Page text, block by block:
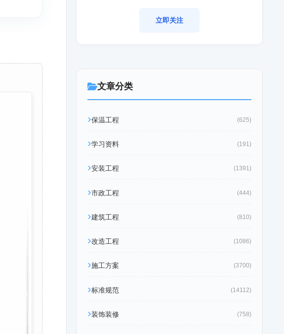
立即关注
文章分类
保温工程 (625)
学习资料 (191)
安装工程 (1391)
市政工程 (444)
建筑工程 (810)
改造工程 (1086)
施工方案 (3700)
标准规范 (14112)
装饰装修 (758)